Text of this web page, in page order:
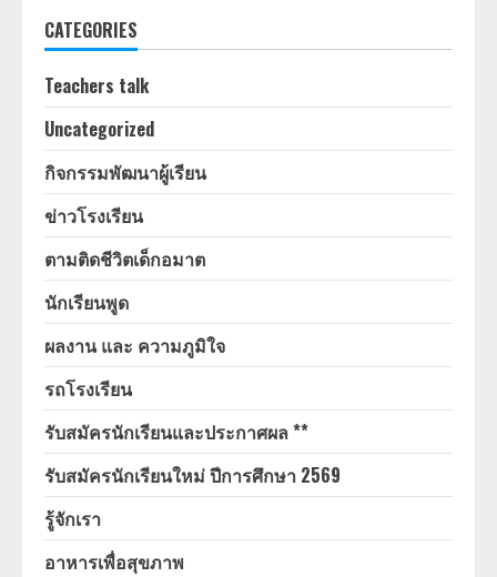
CATEGORIES
Teachers talk
Uncategorized
กิจกรรมพัฒนาผู้เรียน
ข่าวโรงเรียน
ตามติดชีวิตเด็กอมาต
นักเรียนพูด
ผลงาน และ ความภูมิใจ
รถโรงเรียน
รับสมัครนักเรียนและประกาศผล **
รับสมัครนักเรียนใหม่ ปีการศึกษา 2569
รู้จักเรา
อาหารเพื่อสุขภาพ